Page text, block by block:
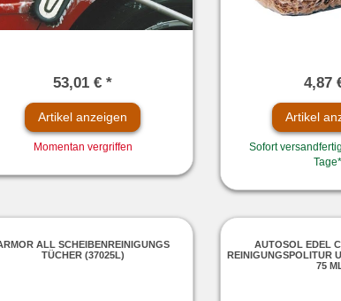
53,01 € *
Artikel anzeigen
Momentan vergriffen
4,87
Artikel
Sofort
ALL SCHEIBENREINIGUNGS
TÜCHER (37025L)
AUTOSOL EDEL
REINIGUNGSPOLITUR
75